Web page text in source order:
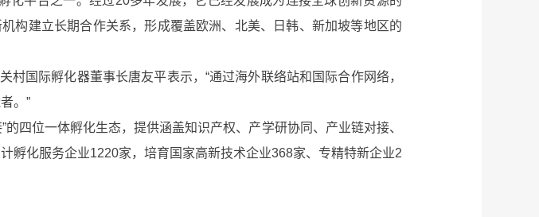
构建立长期合作关系，形成覆盖欧洲、北美、日韩、新加坡等地区的
国际孵化器董事长唐友平表示，“通过海外联络站和国际合作网络，
。”
位一体孵化生态，提供涵盖知识产权、产学研协同、产业链对接、
孵化服务企业1220家，培育国家高新技术企业368家、专精特新企业2